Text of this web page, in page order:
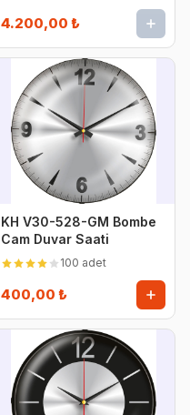
4.200,00 ₺
KH V30-528-GM Bombe
Cam Duvar Saati
100 adet
400,00 ₺